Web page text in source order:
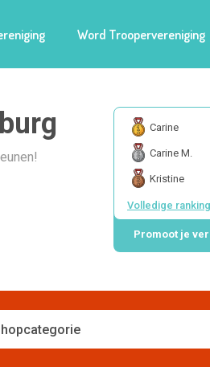
Word Troopervereniging
Carine
Carine M.
Kristine
Volledige ranking
Promoot je